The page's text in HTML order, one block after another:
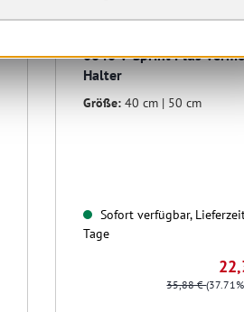
0040 V-Sprint Plus
Halter
Größe: 40 cm | 50 cm
Sofort verfügbar,
Tage
35,88 €